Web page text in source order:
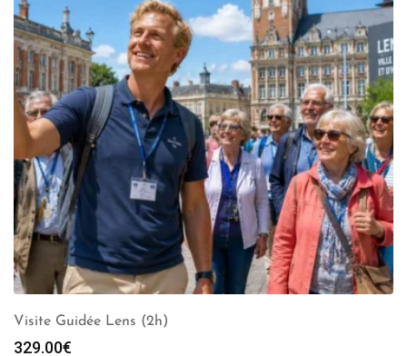
Visite Guidée Lens (2h)
329.00€